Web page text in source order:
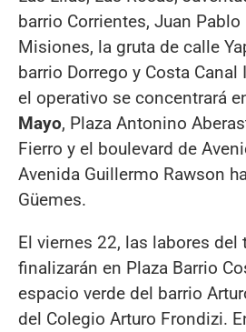
barrio Corrientes, Juan
Misiones, la gruta de calle
barrio Dorrego y Costa Canal
el operativo se concentrará
Mayo, Plaza Antonino
Fierro y el boulevard de
Avenida Guillermo Rawson
Güemes.
El viernes 22, las labores del
finalizarán en Plaza Barrio
espacio verde del barrio
del Colegio Arturo Frondizi.